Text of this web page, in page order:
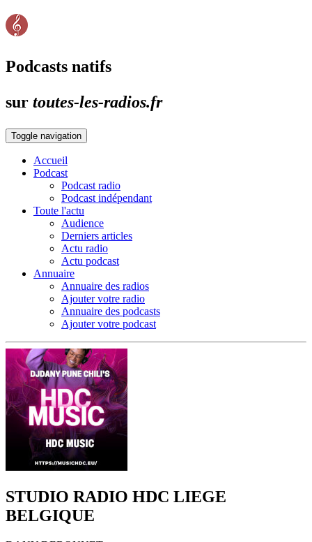
Podcasts natifs
sur toutes-les-radios.fr
Toggle navigation
Accueil
Podcast
Podcast radio
Podcast indépendant
Toute l'actu
Audience
Derniers articles
Actu radio
Actu podcast
Annuaire
Annuaire des radios
Ajouter votre radio
Annuaire des podcasts
Ajouter votre podcast
STUDIO RADIO HDC LIEGE
BELGIQUE